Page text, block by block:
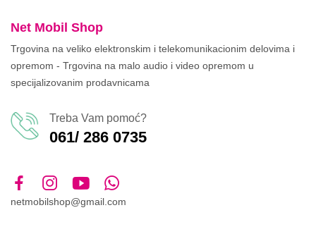
Net Mobil Shop
Trgovina na veliko elektronskim i telekomunikacionim delovima i
opremom - Trgovina na malo audio i video opremom u
specijalizovanim prodavnicama
Treba Vam pomoć?
061/ 286 0735
netmobilshop@gmail.com